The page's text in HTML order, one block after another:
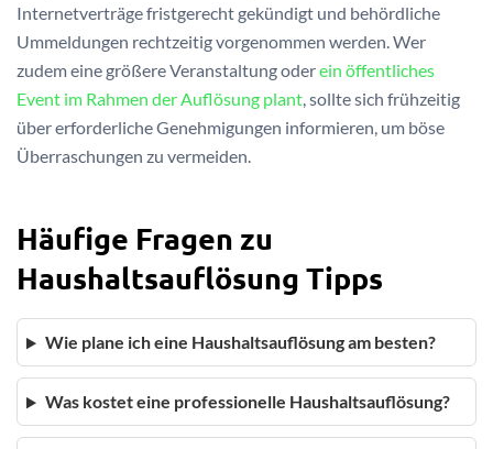
Internetverträge fristgerecht gekündigt und behördliche
Ummeldungen rechtzeitig vorgenommen werden. Wer
zudem eine größere Veranstaltung oderein öffentliches
Event im Rahmen der Auflösung plant , sollte sich frühzeitig
über erforderliche Genehmigungen informieren, um böse
Überraschungen zu vermeiden.
Häufige Fragen zu
Haushaltsauflösung Tipps
Wie plane ich eine Haushaltsauflösung am besten?
Was kostet eine professionelle Haushaltsauflösung?